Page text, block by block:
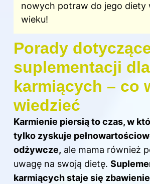
nowych potraw do jego diety
wieku!
Porady
suplementacji
karmiących – co
wiedzieć
Karmienie piersią to czas, w
tylko zyskuje
odżywcze, ale mama również
uwagę na swoją dietę.
karmiących staje się